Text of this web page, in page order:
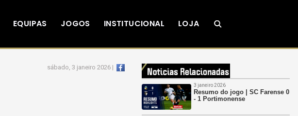
EQUIPAS JOGOS INSTITUCIONAL LOJA
sábado, 3 janeiro 2026 |
3 janeiro 2026
Resumo do jogo | SC Farense 0
- 1 Portimonense